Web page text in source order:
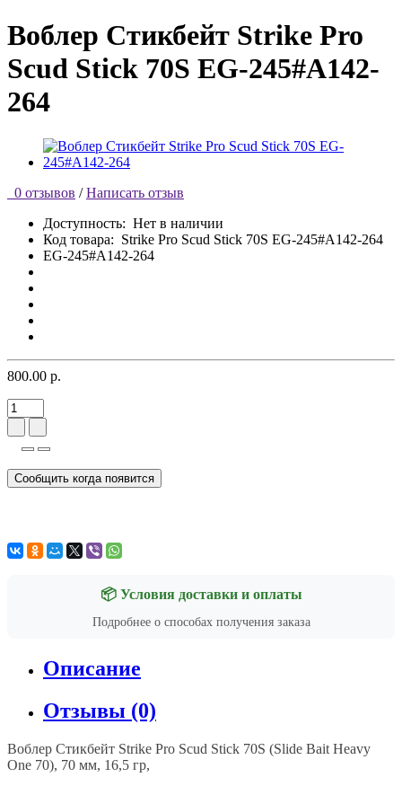
Воблер Стикбейт Strike Pro
Scud Stick 70S EG-245#A142-
264
0 отзывов / Написать отзыв
Доступность: Нет в наличии
Код товара: Strike Pro Scud Stick 70S EG-245#A142-264
EG-245#A142-264
800.00 р.
Сообщить когда появится
📦 Условия доставки и оплаты
Подробнее о способах получения заказа
Описание
Отзывы (0)
Воблер Стикбейт Strike Pro Scud Stick 70S (Slide Bait Heavy
One 70), 70 мм, 16,5 гр,